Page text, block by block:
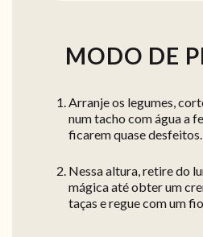
MODO DE
Arranje os legumes,
num tacho com água a
ficarem quase desfeitos.
Nessa altura, retire do
mágica até obter um
taças e regue com um